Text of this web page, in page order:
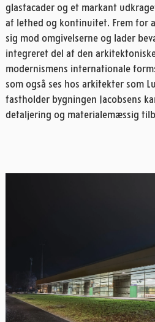
glasfacader og et markant
af lethed og kontinuitet. Frem for
sig mod omgivelserne og lader
integreret del af den
modernismens internationale
som også ses hos arkitekter som
fastholder bygningen Jacobsens
detaljering og materialemæssig